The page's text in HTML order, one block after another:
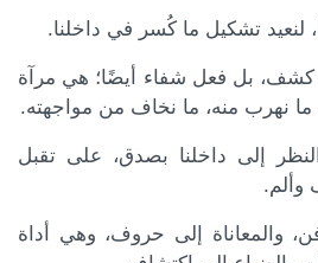
لنعيد تشكيل ما كُسر في داخلنا.
كشف، بل فعل شفاء أيضًا؛ هي مرآة
ما نهرب منه، ما نخاف من مواجهته.
إلى داخلنا بصدق، على تقبل
وألم.
والمعاناة إلى حروف، وهي أداة